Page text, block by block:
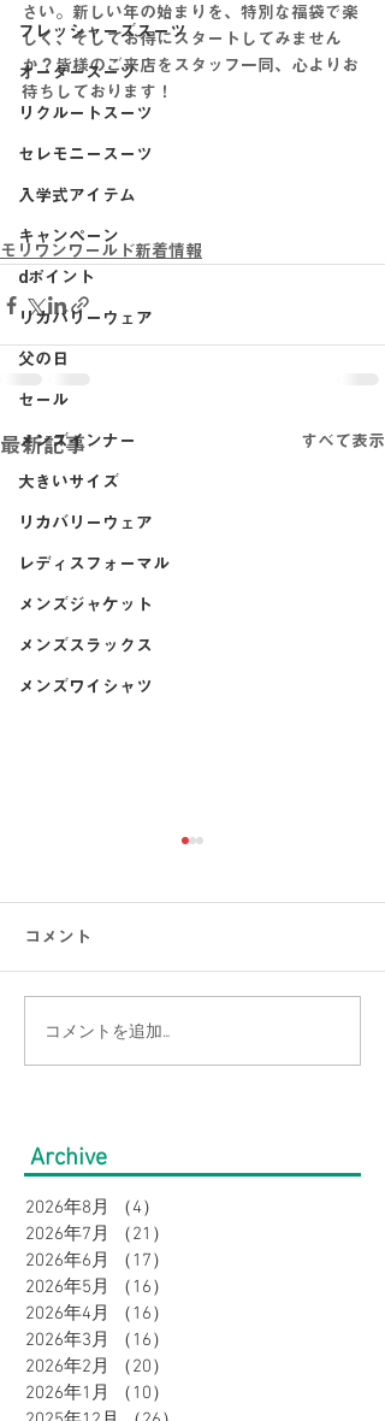
フレッシャーズスーツ
オーダースーツ
リクルートスーツ
セレモニースーツ
入学式アイテム
キャンペーン
dポイント
リカバリーウェア
父の日
セール
メンズインナー
大きいサイズ
リカバリーウェア
レディスフォーマル
メンズジャケット
メンズスラックス
メンズワイシャツ
さい。新しい年の始まりを、特別な福袋で楽
しく、そしてお得にスタートしてみません
か？皆様のご来店をスタッフ一同、心よりお
待ちしております！
モリワンワールド新着情報
最新記事 すべて表示
【涼感コーデ特集】お盆
オシャレに。｜メンズ
コメント
コメントを追加…
Archive
2026年8月 （4）
2026年7月
（21）
2026年6月
（17）
2026年5月
（16）
2026年4月
（16）
2026年3月
（16）
2026年2月
（20）
2026年1月
（10）